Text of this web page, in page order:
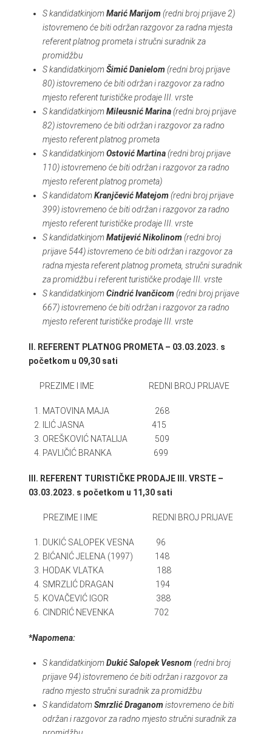
S kandidatkinjomMarić Marijom (redni broj prijave 2)
istovremeno će biti održan razgovor za radna mjesta
referent platnog prometa i stručni suradnik za
promidžbu
S kandidatkinjomŠimić Danielom(redni broj prijave
80) istovremeno će biti održan i razgovor za radno
mjesto referent turističke prodaje III. vrste
S kandidatkinjomMileusnić Marina(redni broj prijave
82) istovremeno će biti održan i razgovor za radno
mjesto referent platnog prometa
S kandidatkinjomOstović Martina(redni broj prijave
110) istovremeno će biti održan i razgovor za radno
mjesto referent platnog prometa)
S kandidatomKranjčević Matejom(redni broj prijave
399) istovremeno će biti održan i razgovor za radno
mjesto referent turističke prodaje III. vrste
S kandidatkinjomMatijević Nikolinom(redni broj
prijave 544) istovremeno će biti održan i razgovor za
radna mjesta referent platnog prometa, stručni suradnik
za promidžbu i referent turističke prodaje III. vrste
S kandidatkinjomCindrić Ivančicom(redni broj prijave
667) istovremeno će biti održan i razgovor za radno
mjesto referent turističke prodaje III. vrste
II. REFERENT PLATNOG PROMETA – 03.03.2023. s
početkom u 09,30 sati
PREZIME I IME REDNI BROJ PRIJAVE
MATOVINA MAJA 268
ILIĆ JASNA 415
OREŠKOVIĆ NATALIJA 509
PAVLIČIĆ BRANKA 699
III. REFERENT TURISTIČKE PRODAJE III. VRSTE –
03.03.2023. s početkom u 11,30 sati
PREZIME I IME REDNI BROJ PRIJAVE
DUKIĆ SALOPEK VESNA 96
BIĆANIĆ JELENA (1997) 148
HODAK VLATKA 188
SMRZLIĆ DRAGAN 194
KOVAČEVIĆ IGOR 388
CINDRIĆ NEVENKA 702
*Napomena:
S kandidatkinjomDukić Salopek Vesnom(redni broj
prijave 94) istovremeno će biti održan i razgovor za
radno mjesto stručni suradnik za promidžbu
S kandidatomSmrzlić Draganomistovremeno će biti
održan i razgovor za radno mjesto stručni suradnik za